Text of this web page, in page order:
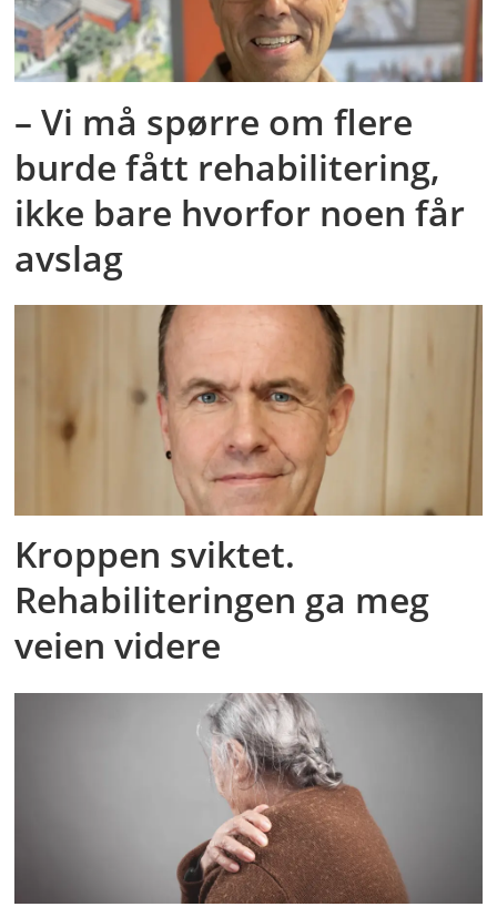
– Vi må spørre om flere
burde fått rehabilitering,
ikke bare hvorfor noen får
avslag
Kroppen sviktet.
Rehabiliteringen ga meg
veien videre